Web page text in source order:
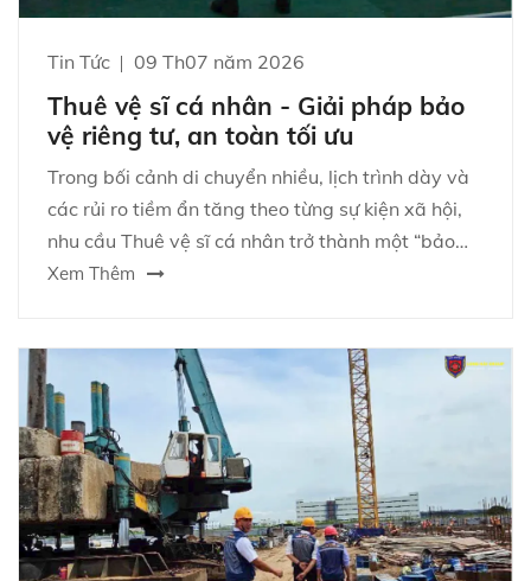
Tin Tức 09 Th07 năm 2026
Thuê vệ sĩ cá nhân - Giải pháp bảo
vệ riêng tư, an toàn tối ưu
Trong bối cảnh di chuyển nhiều, lịch trình dày và
các rủi ro tiềm ẩn tăng theo từng sự kiện xã hội,
nhu cầu Thuê vệ sĩ cá nhân trở thành một “bảo
hiểm mềm” cho cá nhân và gia đình. Dịch vụ này
và phù hợp với lối sống.
Xem Thêm